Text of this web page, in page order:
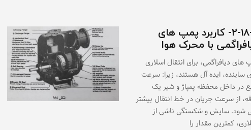
۲-۱۸-۲- کاربرد پمپ های
با محرک هوا
های دیافراگمی، برای انتقال اسلاری
ساینده، ایده آل هستند، زیرا: سرعت
در داخل محفظه پمپاژ و شیر یک
از سرعت جریان در خط انتقال بیشتر
شود. سایش و شکستگی ناشی از
کمترین مقدار را